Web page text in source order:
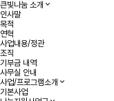
큰빛나눔 소개
인사말
목적
연혁
사업내용/정관
조직
기부금 내역
사무실 안내
사업/프로그램소개
기본사업